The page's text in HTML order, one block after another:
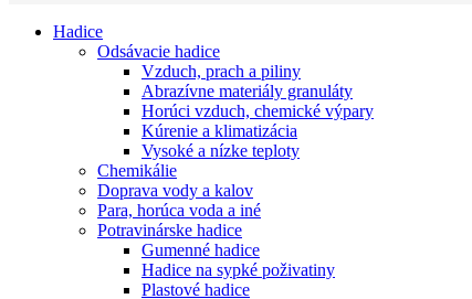
Hadice
Odsávacie hadice
Vzduch, prach a piliny
Abrazívne materiály granuláty
Horúci vzduch, chemické výpary
Kúrenie a klimatizácia
Vysoké a nízke teploty
Chemikálie
Doprava vody a kalov
Para, horúca voda a iné
Potravinárske hadice
Gumenné hadice
Hadice na sypké poživatiny
Plastové hadice